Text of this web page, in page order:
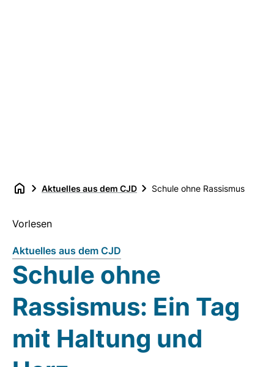
Aktuelles aus dem CJD Schule ohne Rassismus
Vorlesen
Aktuelles aus dem CJD
Schule ohne
Rassismus: Ein Tag
mit Haltung und